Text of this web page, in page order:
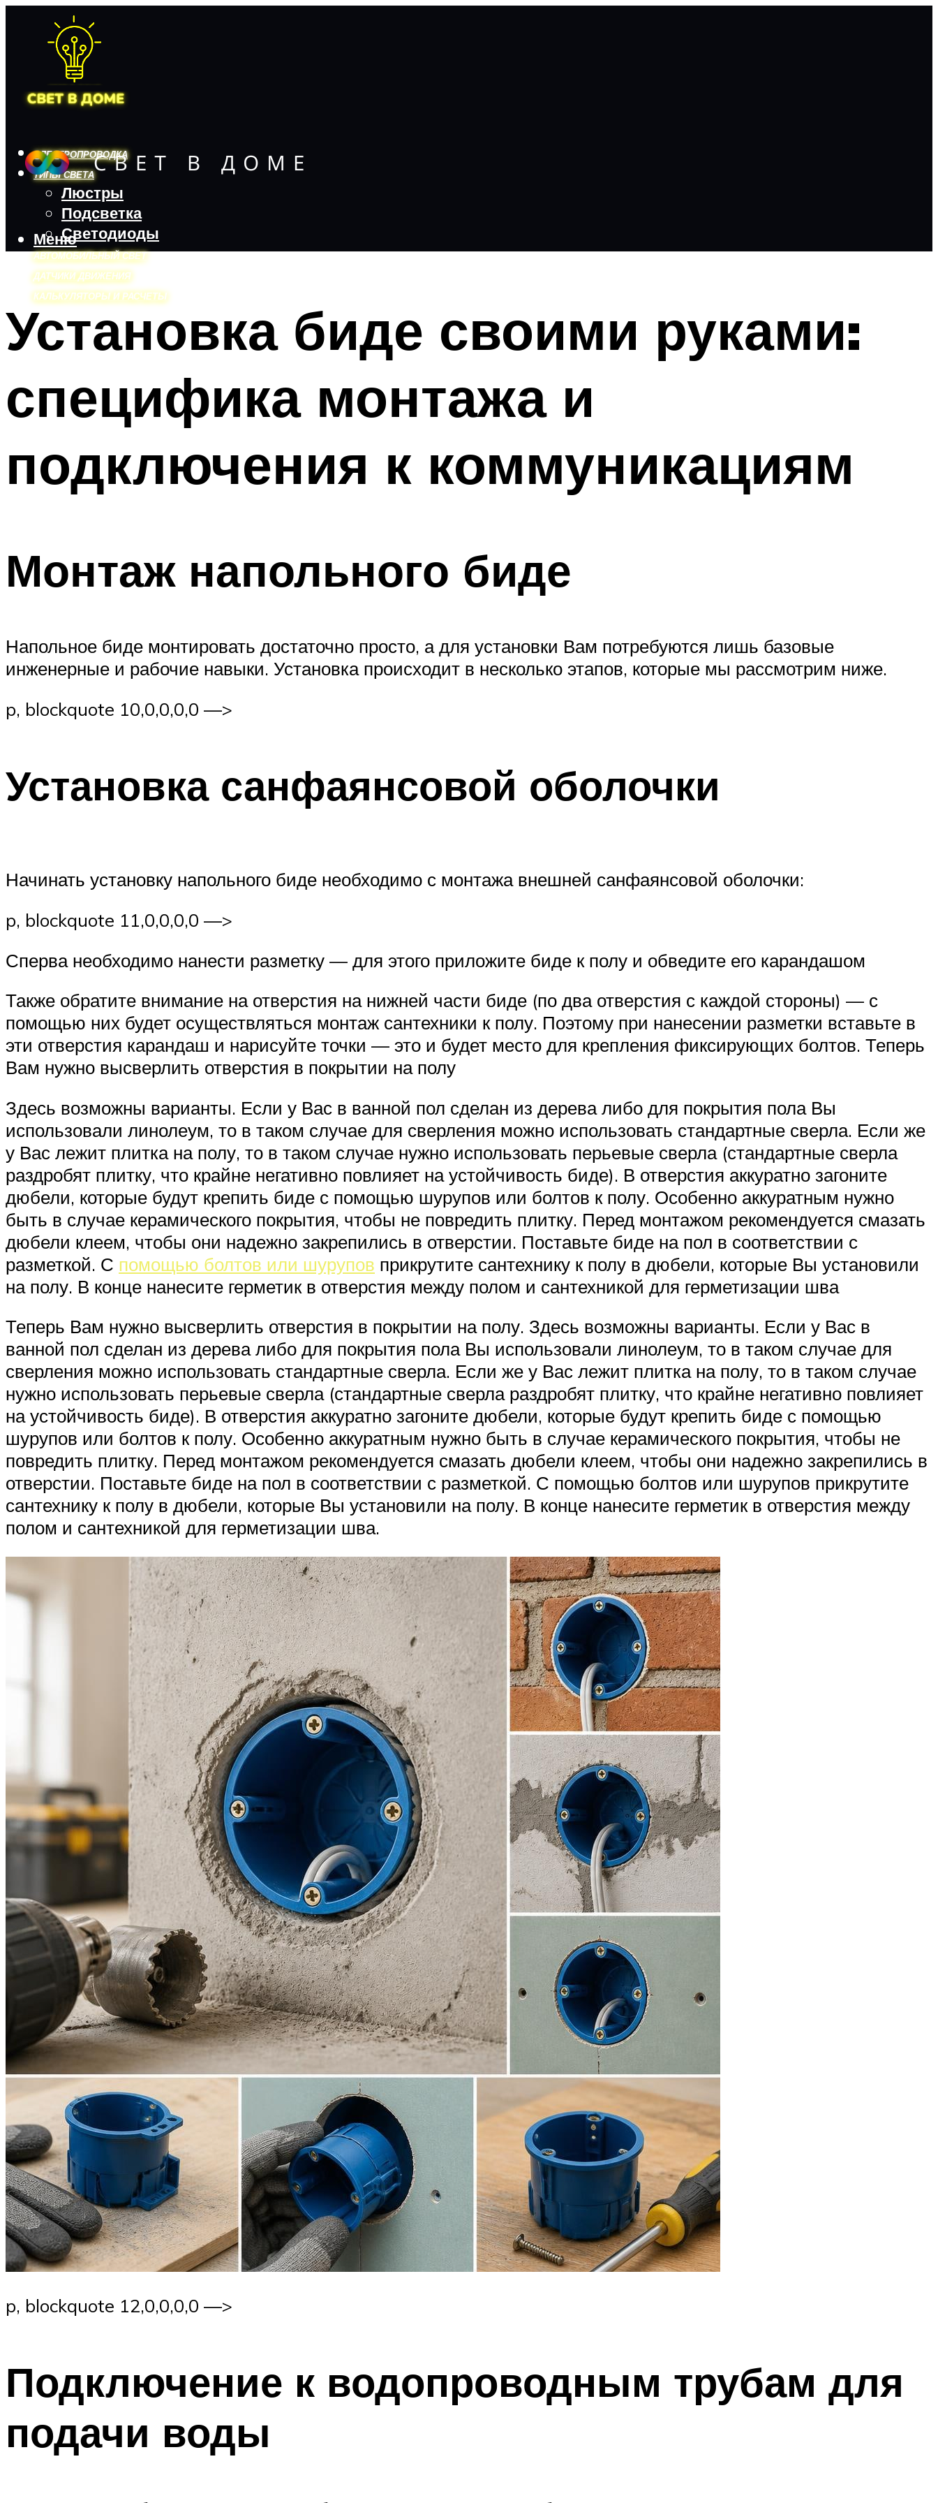
ЭЛЕКТРОПРОВОДКА
ТИПЫ СВЕТА
Люстры
Подсветка
Светодиоды
АВТОМОБИЛЬНЫЙ СВЕТ
ДАТЧИКИ ДВИЖЕНИЯ
КАЛЬКУЛЯТОРЫ И РАСЧЕТЫ
Меню
Меню
Установка биде своими руками:
специфика монтажа и
подключения к коммуникациям
Монтаж напольного биде
Напольное биде монтировать достаточно просто, а для установки Вам потребуются лишь базовые
инженерные и рабочие навыки. Установка происходит в несколько этапов, которые мы рассмотрим ниже.
p, blockquote 10,0,0,0,0 —>
Установка санфаянсовой оболочки
Начинать установку напольного биде необходимо с монтажа внешней санфаянсовой оболочки:
p, blockquote 11,0,0,0,0 —>
Сперва необходимо нанести разметку — для этого приложите биде к полу и обведите его карандашом
Также обратите внимание на отверстия на нижней части биде (по два отверстия с каждой стороны) — с
помощью них будет осуществляться монтаж сантехники к полу. Поэтому при нанесении разметки вставьте в
эти отверстия карандаш и нарисуйте точки — это и будет место для крепления фиксирующих болтов. Теперь
Вам нужно высверлить отверстия в покрытии на полу
Здесь возможны варианты. Если у Вас в ванной пол сделан из дерева либо для покрытия пола Вы
использовали линолеум, то в таком случае для сверления можно использовать стандартные сверла. Если же
у Вас лежит плитка на полу, то в таком случае нужно использовать перьевые сверла (стандартные сверла
раздробят плитку, что крайне негативно повлияет на устойчивость биде). В отверстия аккуратно загоните
дюбели, которые будут крепить биде с помощью шурупов или болтов к полу. Особенно аккуратным нужно
быть в случае керамического покрытия, чтобы не повредить плитку. Перед монтажом рекомендуется смазать
дюбели клеем, чтобы они надежно закрепились в отверстии. Поставьте биде на пол в соответствии с
разметкой. С помощью болтов или шурупов прикрутите сантехнику к полу в дюбели, которые Вы установили
на полу. В конце нанесите герметик в отверстия между полом и сантехникой для герметизации шва
Теперь Вам нужно высверлить отверстия в покрытии на полу. Здесь возможны варианты. Если у Вас в
ванной пол сделан из дерева либо для покрытия пола Вы использовали линолеум, то в таком случае для
сверления можно использовать стандартные сверла. Если же у Вас лежит плитка на полу, то в таком случае
нужно использовать перьевые сверла (стандартные сверла раздробят плитку, что крайне негативно повлияет
на устойчивость биде). В отверстия аккуратно загоните дюбели, которые будут крепить биде с помощью
шурупов или болтов к полу. Особенно аккуратным нужно быть в случае керамического покрытия, чтобы не
повредить плитку. Перед монтажом рекомендуется смазать дюбели клеем, чтобы они надежно закрепились в
отверстии. Поставьте биде на пол в соответствии с разметкой. С помощью болтов или шурупов прикрутите
сантехнику к полу в дюбели, которые Вы установили на полу. В конце нанесите герметик в отверстия между
полом и сантехникой для герметизации шва.
p, blockquote 12,0,0,0,0 —>
Подключение к водопроводным трубам для
подачи воды